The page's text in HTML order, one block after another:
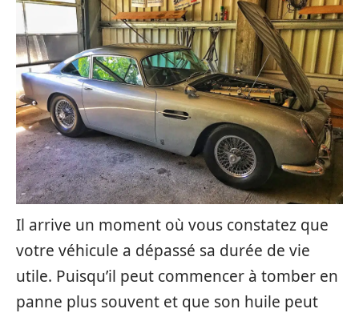
Il arrive un moment où vous constatez que
votre véhicule a dépassé sa durée de vie
utile. Puisqu’il peut commencer à tomber en
panne plus souvent et que son huile peut